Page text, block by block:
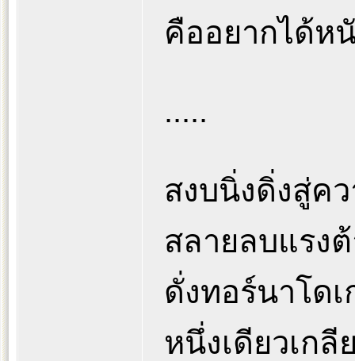
คืออยากได้ห
.....
สงบนิ่งดิ่งสู่ค
สลายลบแรง
ดั่งทอร์นาโด
หนึ่งเดียวเก